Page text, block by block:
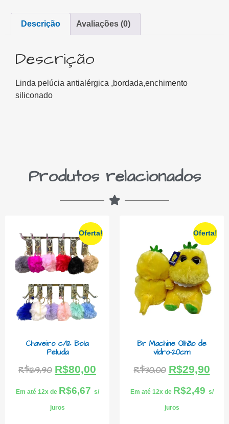
Descrição Avaliações (0)
Descrição
Linda pelúcia antialérgica ,bordada,enchimento
siliconado
Produtos relacionados
Oferta!
Chaveiro c/12 Bola
Peluda
R$129,90 R$80,00
Em até 12x de R$6,67 s/
juros
Oferta!
Br Machine Olhão de
vidro-20cm
R$30,00 R$29,90
Em até 12x de R$2,49 s/
juros